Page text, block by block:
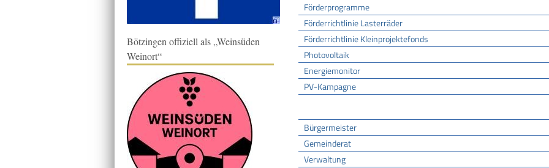
Förderprogramme
Förderrichtlinie Lasterräder
Förderrichtlinie Kleinprojektefonds
Photovoltaik
Energiemonitor
PV-Kampagne
Bürgermeister
Gemeinderat
Verwaltung
Bötzingen offiziell als „Weinsüden
Weinort“